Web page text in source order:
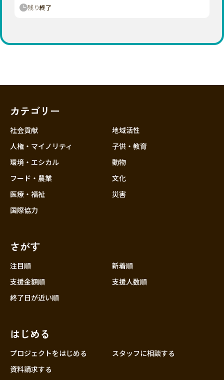
石川
近畿
中国
残り終了
カテゴリー
社会貢献
人権・マイノリティ
環境・エシカル
フード・農業
医療・福祉
国際協力
地域活性
子供・教育
動物
文化
災害
さがす
注目順
新着順
支援金額順
支援人数順
終了日が近い順
はじめる
プロジェクトをはじめる
スタッフに相談する
資料請求する